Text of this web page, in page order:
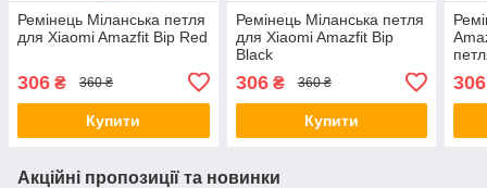
Ремінець Міланська петля
для Xiaomi Amazfit Bip Red
306 ₴ 360 ₴
Купити
Ремінець Міланська петля
для Xiaomi Amazfit Bip
Black
306₴ 360 ₴
Купити
306
Акційні пропозиції та новинки